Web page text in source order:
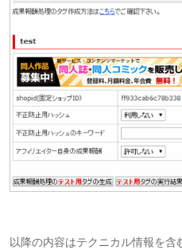
以降の内容はテクニカル情報を含